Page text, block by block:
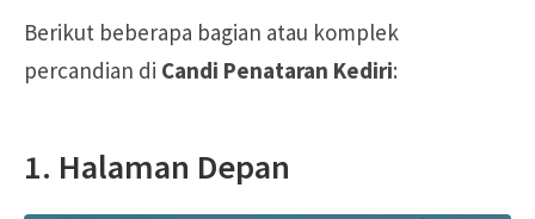
Berikut beberapa bagian atau komplek
percandian di Candi Penataran Kediri:
1. Halaman Depan